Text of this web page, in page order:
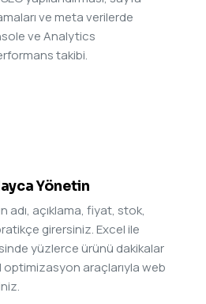
ve meta verilerde
ve Analytics
takibi.
Yönetin
adı, açıklama, fiyat, stok,
girersiniz. Excel ile
yüzlerce ürünü dakikalar
optimizasyon araçlarıyla web